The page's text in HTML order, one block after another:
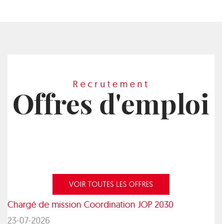
Recrutement
Offres d'emploi
VOIR TOUTES LES OFFRES
Chargé de mission Coordination JOP 2030
23-07-2026